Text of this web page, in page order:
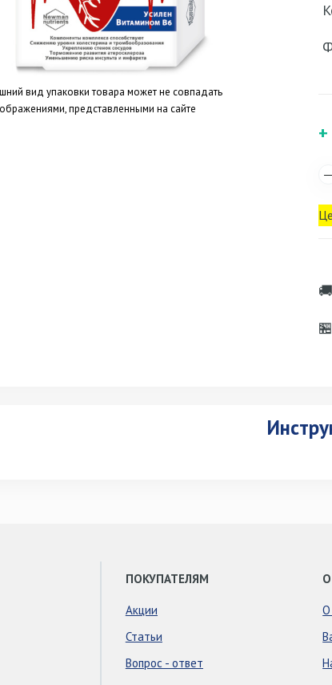
вид упаковки товара может не совпадать
представленными на сайте
ПОКУПАТЕЛЯМ
Акции
Статьи
Вопрос - ответ
О